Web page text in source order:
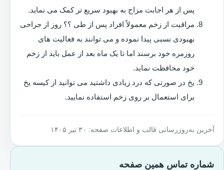
پس از هر اجابت مزاج به بهبود سریع تر کمک می نماید.
مراقبت از زخم معمولاً افراد پس از طی ؟؟ روز از جراحی
بهبودی نسبی پیدا نموده و می توانند به فعالیت های
روزمره خود برسند اما تا یک ماه بعد از عمل باید از زخم
خود محافظت نماید.
یخ در صورتی که درد زیادی داشتید می توانید از کیسه یخ
برای استعمال بر روی زخم استفاده نمایید.
آخرین به‌روزرسانی قالب و اطلاعات صفحه: ۳۰ تیر ۱۴۰۵
شماره تماس همین صفحه